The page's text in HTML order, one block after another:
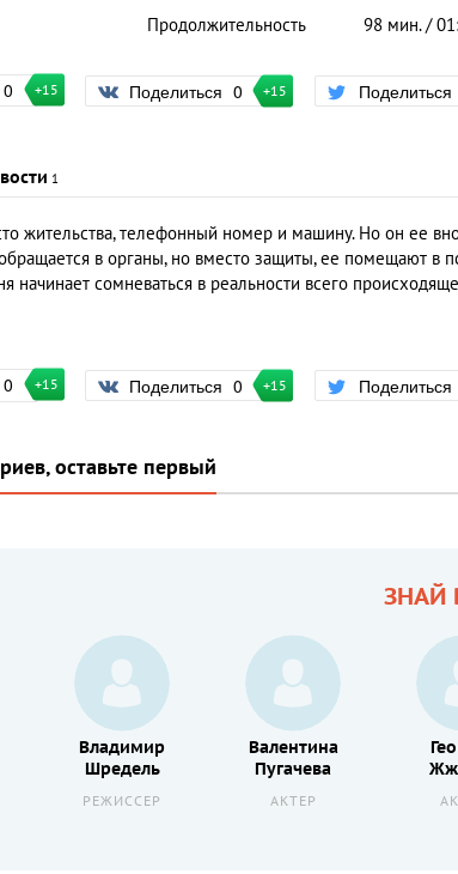
Продолжительность
98 мин. /
0 +15 Поделиться 0 +15 Поделиться
1
жительства, телефонный номер и машину. Но он ее
в органы, но вместо защиты, ее помещают в
начинает сомневаться в реальности всего
0 +15 Поделиться 0 +15 Поделиться
оставьте первый
ЗНАЙ
Владимир
Шредель
РЕЖИССЕР
Валентина
Пугачева
АКТЕР